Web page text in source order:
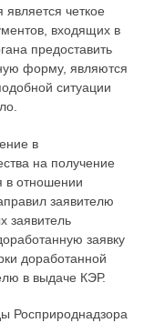
четкое
входящих в
предоставить
форму, являются
ситуации
в
на получение
в отношении
заявителю
заявитель
заявку
доработанной
в выдаче КЭР.
Росприроднадзора